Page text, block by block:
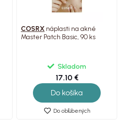
COSRX náplasti na akné
Master Patch Basic, 90 ks
Skladom
17.10 €
Do košíka
Do obľúbených